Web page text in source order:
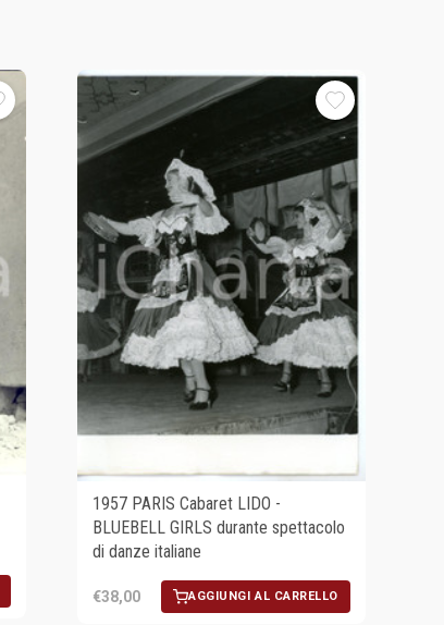
1957 PARIS Cabaret LIDO -
BLUEBELL GIRLS durante spettacolo
di danze italiane
€38,00 AGGIUNGI AL CARRELLO